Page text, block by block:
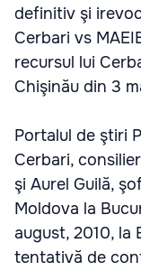
definitiv şi
Cerbari vs
recursul lui
Chişinău din 3
Portalul de ştiri
Cerbari,
şi Aurel Guilă,
Moldova la
august, 2010, la
tentativă de